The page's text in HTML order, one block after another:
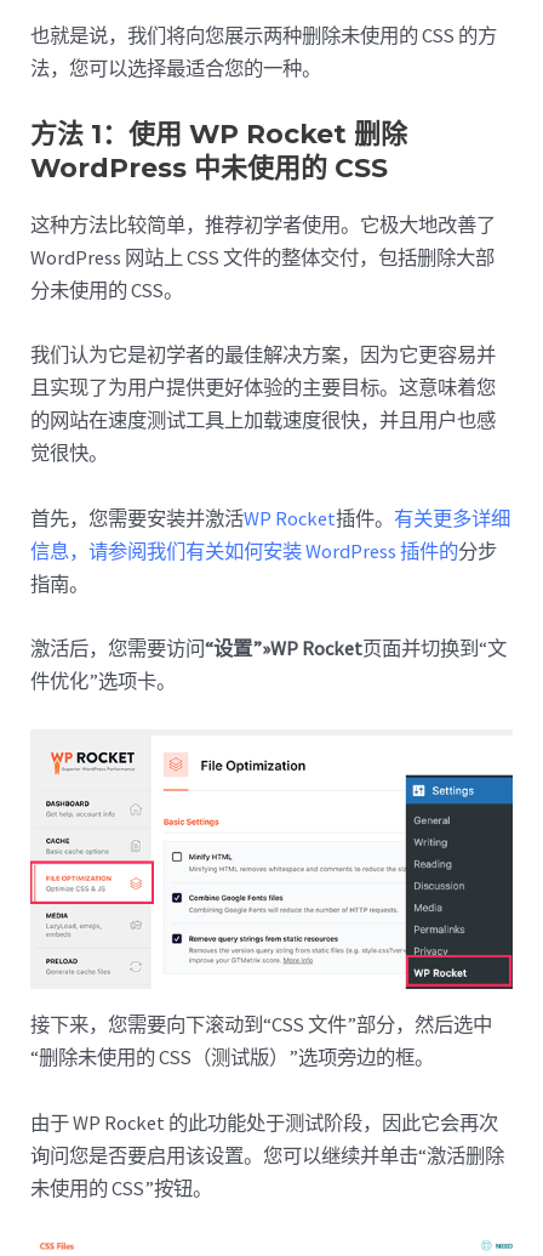
也就是说，我们将向您展示两种删除未使用的 CSS 的方
法，您可以选择最适合您的一种。
方法 1：使用 WP Rocket 删除
WordPress 中未使用的 CSS
这种方法比较简单，推荐初学者使用。它极大地改善了
WordPress 网站上 CSS 文件的整体交付，包括删除大部
分未使用的 CSS。
我们认为它是初学者的最佳解决方案，因为它更容易并
且实现了为用户提供更好体验的主要目标。这意味着您
的网站在速度测试工具上加载速度很快，并且用户也感
觉很快。
首先，您需要安装并激活WP Rocket插件。 有关更多详细
信息，请参阅我们有关如何安装 WordPress 插件的分步
指南。
激活后，您需要访问“设置”»WP Rocket页面并切换到“文
件优化”选项卡。
接下来，您需要向下滚动到“CSS 文件”部分，然后选中
“删除未使用的 CSS（测试版）”选项旁边的框。
由于 WP Rocket 的此功能处于测试阶段，因此它会再次
询问您是否要启用该设置。您可以继续并单击“激活删除
未使用的 CSS”按钮。